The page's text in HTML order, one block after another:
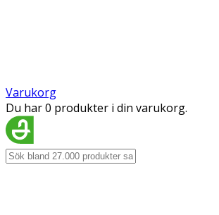
Varukorg
Du har 0 produkter i din varukorg.